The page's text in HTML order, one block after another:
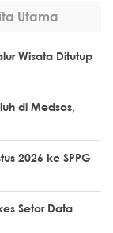
Utama
Wisata Ditutup
di Medsos,
2026 ke SPPG
Setor Data